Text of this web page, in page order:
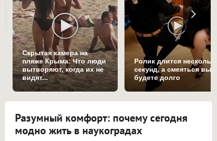
Скрытая камера на
пляже Крыма: Что люди
вытворяют, когда их не
видят...
Ролик длится
секунд, а смеяться вы
будете долго
Разумный комфорт: почему сегодня
модно жить в наукоградах